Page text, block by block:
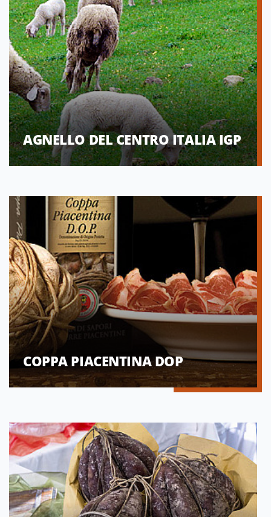
AGNELLO DEL CENTRO ITALIA IGP
COPPA PIACENTINA DOP